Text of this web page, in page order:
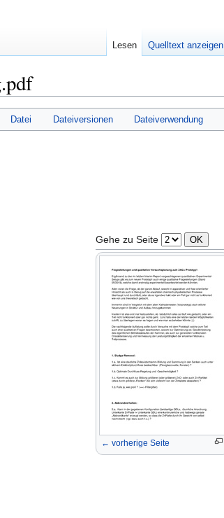
Datei Dateiversionen Dateiverwendung
Gehe zu Seite
← vorherige Seite
Lesen Quelltext anzeigen